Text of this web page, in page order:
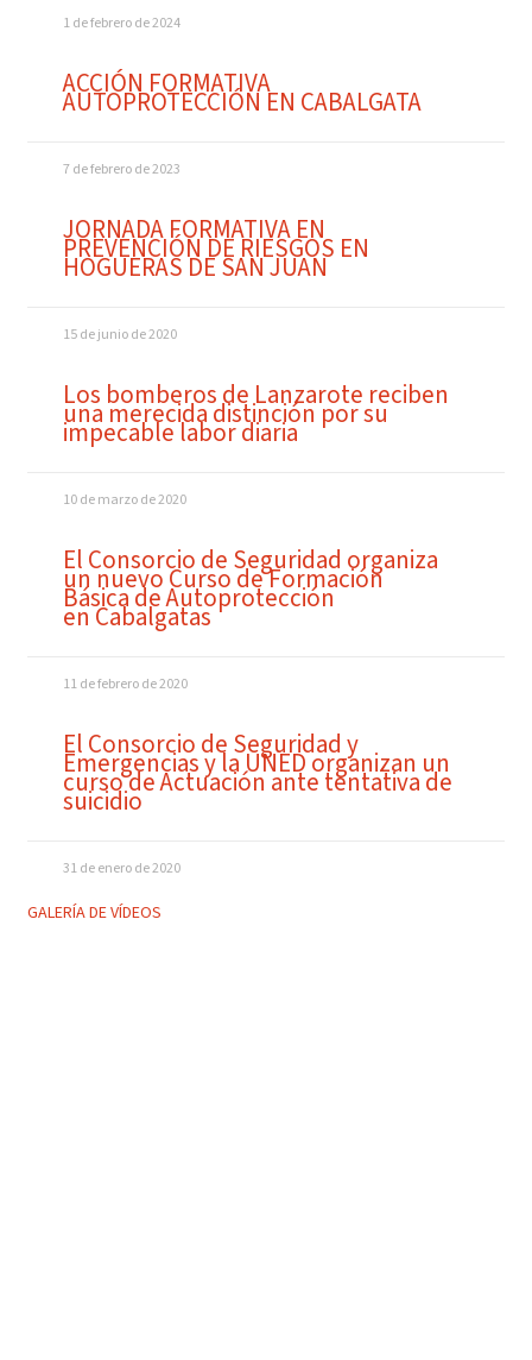
1 de febrero de 2024
ACCIÓN FORMATIVA
AUTOPROTECCIÓN EN CABALGATA
7 de febrero de 2023
JORNADA FORMATIVA EN
PREVENCIÓN DE RIESGOS EN
HOGUERAS DE SAN JUAN
15 de junio de 2020
Los bomberos de Lanzarote reciben
una merecida distinción por su
impecable labor diaria
10 de marzo de 2020
El Consorcio de Seguridad organiza
un nuevo Curso de Formación
Básica de Autoprotección
en Cabalgatas
11 de febrero de 2020
El Consorcio de Seguridad y
Emergencias y la UNED organizan un
curso de Actuación ante tentativa de
suicidio
31 de enero de 2020
GALERÍA DE VÍDEOS